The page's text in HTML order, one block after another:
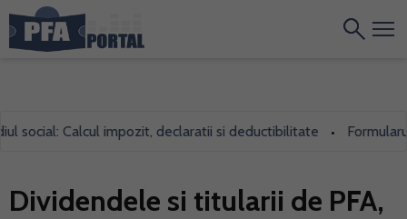
Calcul impozit, declaratii si deductibilitate • Formularul
Dividendele si titularii de PFA,